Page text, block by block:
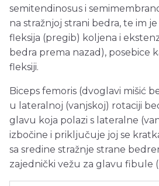
semitendinosus i
na stražnjoj strani bedra, te im
fleksija (pregib) koljena i
bedra prema nazad), posebice
fleksiji.
Biceps femoris (dvoglavi mišić
u lateralnoj (vanjskoj) rotaciji
glavu koja polazi s lateralne
izbočine i priključuje joj se
sa sredine stražnje strane
zajednički vežu za glavu fibule